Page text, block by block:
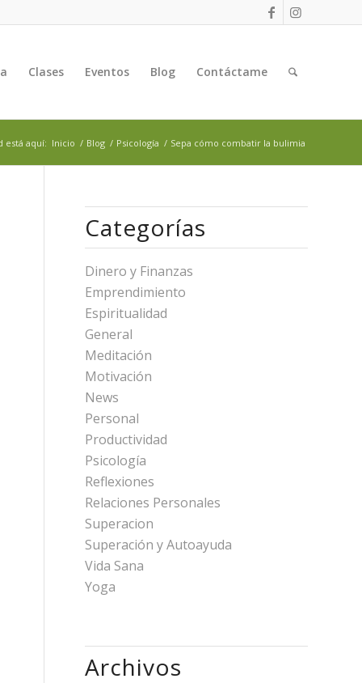
Clases Eventos Blog Contáctame
está aquí: Inicio / Blog / Psicología / Sepa cómo combatir la bulimia
Categorías
Dinero y Finanzas
Emprendimiento
Espiritualidad
General
Meditación
Motivación
News
Personal
Productividad
Psicología
Reflexiones
Relaciones Personales
Superacion
Superación y Autoayuda
Vida Sana
Yoga
Archivos